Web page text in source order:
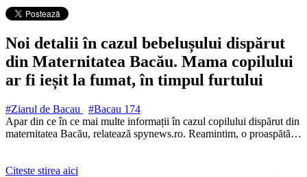
Noi detalii în cazul bebelușului dispărut
din Maternitatea Bacău. Mama copilului
ar fi ieșit la fumat, în timpul furtului
#Ziarul de Bacau #Bacau 174
Apar din ce în ce mai multe informații în cazul copilului dispărut din
maternitatea Bacău, relatează spynews.ro. Reamintim, o proaspătă…
Citeste stirea aici